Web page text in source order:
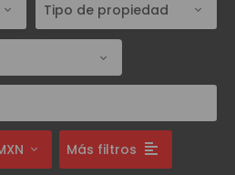
Tipo de propiedad
Más filtros